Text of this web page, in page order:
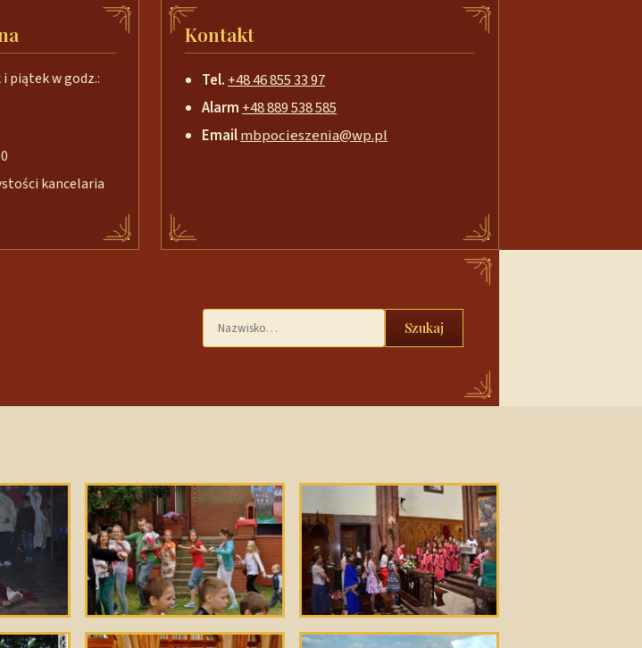
piątek w godz.:
kancelaria
Kontakt
Tel.+48 46 855 33 97
Alarm+48 889 538 585
Emailmbpocieszenia@wp.pl
Szukaj